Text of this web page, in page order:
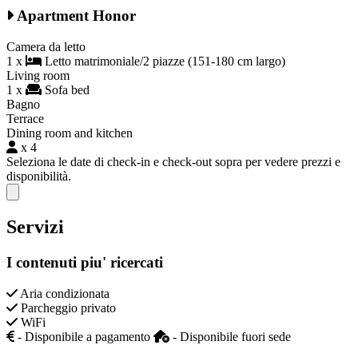
Apartment Honor
Camera da letto
1 x
Letto matrimoniale/2 piazze (151-180 cm largo)
Living room
1 x
Sofa bed
Bagno
Terrace
Dining room and kitchen
x 4
Seleziona le date di check-in e check-out sopra per vedere prezzi e
disponibilità.
Close modal
Servizi
I contenuti piu' ricercati
Aria condizionata
Parcheggio privato
WiFi
- Disponibile a pagamento
- Disponibile fuori sede